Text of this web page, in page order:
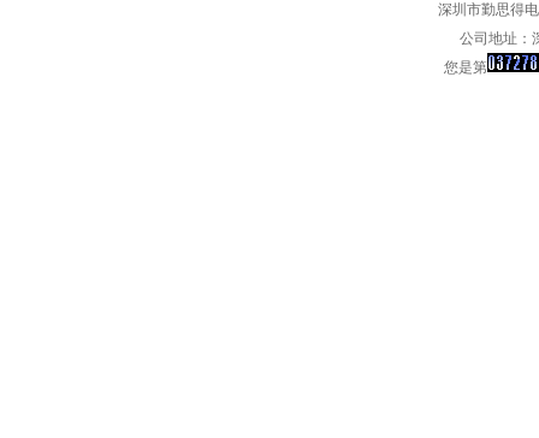
深圳市勤思得
公司地址：
您是第